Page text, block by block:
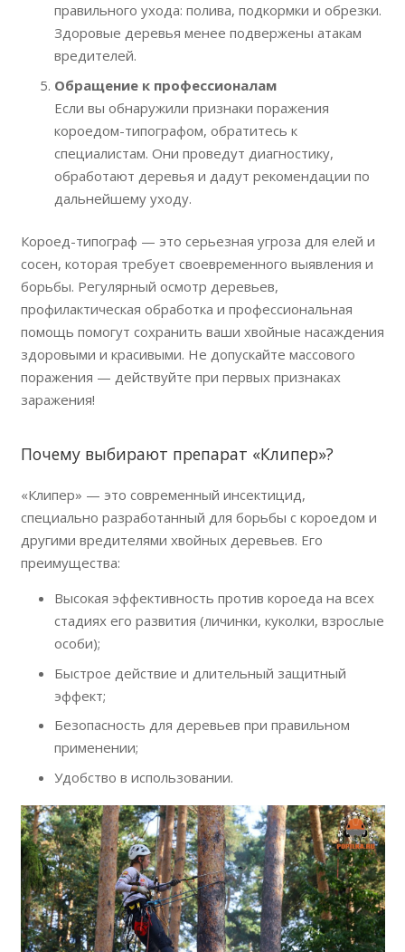
правильного ухода: полива, подкормки и обрезки.
Здоровые деревья менее подвержены атакам
вредителей.
Обращение к профессионалам
Если вы обнаружили признаки поражения
короедом-типографом, обратитесь к
специалистам. Они проведут диагностику,
обработают деревья и дадут рекомендации по
дальнейшему уходу.
Короед-типограф — это серьезная угроза для елей и
сосен, которая требует своевременного выявления и
борьбы. Регулярный осмотр деревьев,
профилактическая обработка и профессиональная
помощь помогут сохранить ваши хвойные насаждения
здоровыми и красивыми. Не допускайте массового
поражения — действуйте при первых признаках
заражения!
Почему выбирают препарат «Клипер»?
«Клипер» — это современный инсектицид,
специально разработанный для борьбы с короедом и
другими вредителями хвойных деревьев. Его
преимущества:
Высокая эффективность против короеда на всех
стадиях его развития (личинки, куколки, взрослые
особи);
Быстрое действие и длительный защитный
эффект;
Безопасность для деревьев при правильном
применении;
Удобство в использовании.